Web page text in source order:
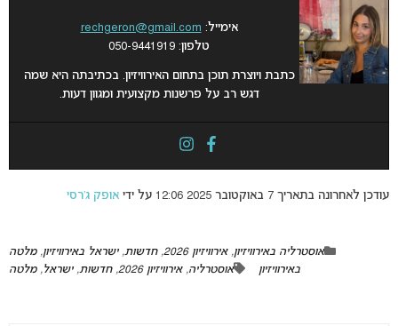
אימייל: rechgeron@gmail.com
טלפון: 050-9441919
כתבת ויוצרת תוכן בתחום האירוויזיון. בכתיבתה היא שמה
דגש רב על פרשנות מקצועית ומגוון דעות.
עודכן לאחרונה בתאריך 7 באוקטובר 2025 12:06 על ידי אופק ג’רסי
אוסטרליה באירוויזיון,אירוויזיון 2026 ,חדשות,ישראל באירוויזיון,מלטה
באירוויזיון
אוסטרליה,אירוויזיון 2026 ,חדשות,ישראל,מלטה